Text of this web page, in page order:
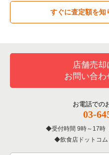
居酒屋・ダイニングバーの居
洋食の居抜き売却物件の案件
その他の居抜き売却物件の案件
吹田市の飲食店の居抜き売却
大阪市東住吉区の飲食店の居
門真市の飲食店の居抜き売却
大阪市天王寺区の飲食店の居
大阪府のお弁当・惣菜・デリ
大阪府のバーの居抜き売却物
大阪府の居酒屋・ダイニング
大阪府の和食の居抜き売却物
大阪府の洋食の居抜き売却物
大阪府のその他の居抜き売却
すぐに査定額を知
店舗売却
お問い合わ
お電話での
03-
受付時間 9時～17時
飲食店ドットコ